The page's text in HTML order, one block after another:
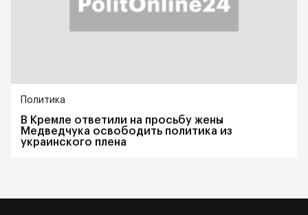
Политика
В Кремле ответили на просьбу жены
Медведчука освободить политика из
украинского плена